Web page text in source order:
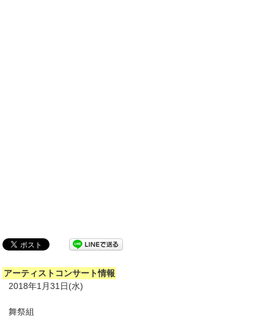
アーティストコンサート情報
2018年1月31日(水)
舞祭組